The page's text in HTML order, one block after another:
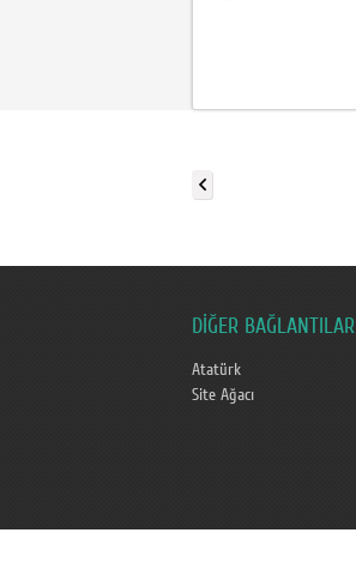
DİĞER BAĞLANTILAR
Atatürk
Site Ağacı